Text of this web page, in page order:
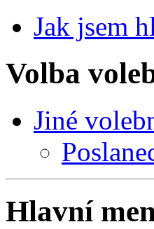
Jak jsem
Volba
Jiné
Hlavní